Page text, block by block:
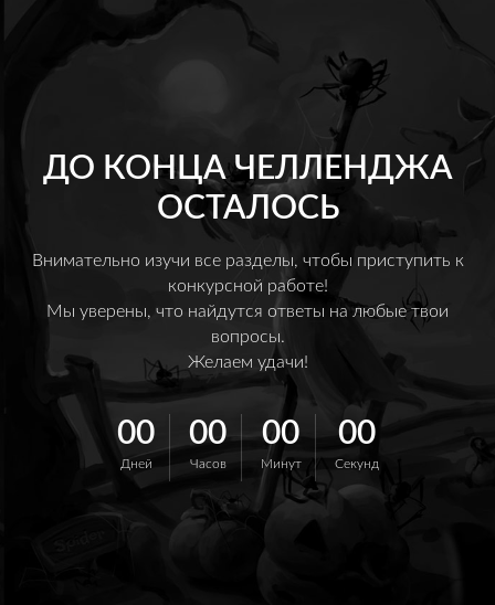
ДО КОНЦА ЧЕЛЛЕНДЖА
ОСТАЛОСЬ
Внимательно изучи все разделы, чтобы приступить к
конкурсной работе!
Мы уверены, что найдутся ответы на любые твои
вопросы.
Желаем удачи!
00
Дней
00
Часов
00
Минут
00
Секунд